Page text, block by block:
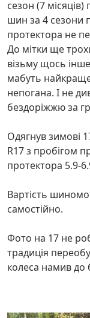
сезон (7
шин за 4 сезони
протектора не
До мітки ще
візьму щось
мабуть
непогана. І не
бездоріжжю за
Одягнув зимові
R17 з пробігом
протектора 5.9-
Вартість
самостійно.
Фото на 17 не
традиція
колеса намив до